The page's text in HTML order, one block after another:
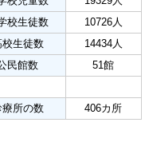
校生徒数
10726人
校生徒数
14434人
民館数
51館
療所の数 406カ所